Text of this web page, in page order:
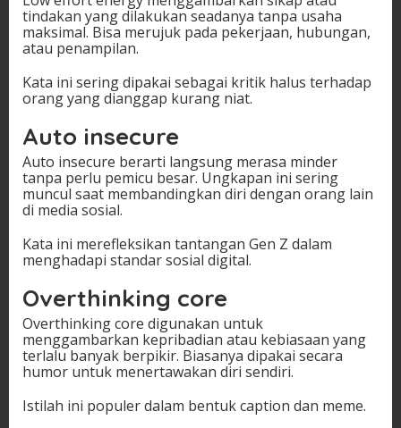
tindakan yang dilakukan seadanya tanpa usaha
maksimal. Bisa merujuk pada pekerjaan, hubungan,
atau penampilan.
Kata ini sering dipakai sebagai kritik halus terhadap
orang yang dianggap kurang niat.
Auto insecure
Auto insecure berarti langsung merasa minder
tanpa perlu pemicu besar. Ungkapan ini sering
muncul saat membandingkan diri dengan orang lain
di media sosial.
Kata ini merefleksikan tantangan Gen Z dalam
menghadapi standar sosial digital.
Overthinking core
Overthinking core digunakan untuk
menggambarkan kepribadian atau kebiasaan yang
terlalu banyak berpikir. Biasanya dipakai secara
humor untuk menertawakan diri sendiri.
Istilah ini populer dalam bentuk caption dan meme.